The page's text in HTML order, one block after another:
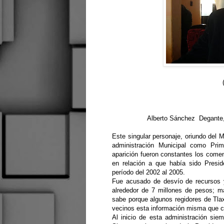
Alberto Sánchez
Este singular personaje, oriundo del
administración Municipal como
aparición fueron constantes los
en relación a que había sido
período del 2002 al 2005.
Fue acusado de desvío de
alrededor de 7 millones de pesos;
sabe porque algunos regidores de
vecinos esta información misma que
Al inicio de esta administración